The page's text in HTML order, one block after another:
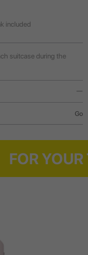
included
suitcase during the
to charge the phone
Go
FOR